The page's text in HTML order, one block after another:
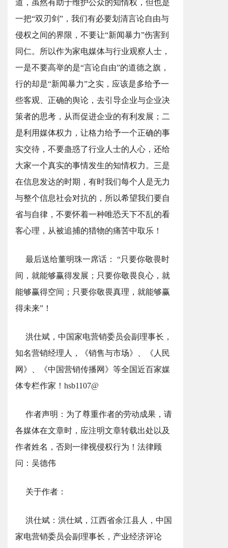
道，虽然有助于维护公众的知情权，但也是
一把“双刃剑”，我们有必要划清言论自由与
侵权之间的界限，不要让“新闻暴力”伤害到
同仁。所以作为家电媒体与行业观察人士，
一是不要高举的是“言论自由”的道德之旗，
行的却是“新闻暴力”之实，应该是多给予一
些客观、正确的舆论，去引导企业与企业决
策者的思考，从而促进企业的有利发展；二
是利用媒体权力，让格力给予一个正确的事
实交待，不要蛊惑了行业人士的人心，还给
大家一个真实的事情发生的知情权力。三是
在信息发达的时期，有时我们每个人是无力
与整个信息社会对抗的，所以希望我们要自
省与自律，不要怀着一种唯恐天下不乱的看
客心理，从被追捕的猎物的痛苦中取乐！
最后送给董明珠一席话： “只要你敬畏时
间，就能够赢得发展；只要你敬畏良心，就
能够赢得空间；只要你敬畏真理，就能够赢
得未来”！
洪仕斌，中国家电营销委员会副理事长，
知名营销经理人，《销售与市场》、《人民
网》、《中国营销传播网》等全国近百家媒
体专栏作家！hsb1107@
作者声明：为了尊重作者的劳动成果，请
各媒体在文章时，应注明文章转载出处以及
作者姓名，否则一律视侵权行为！法律顾
问：吴德伟
关于作者：
洪仕斌：洪仕斌，江西省余江县人，中国
家电营销委员会副理事长，产业经济评论